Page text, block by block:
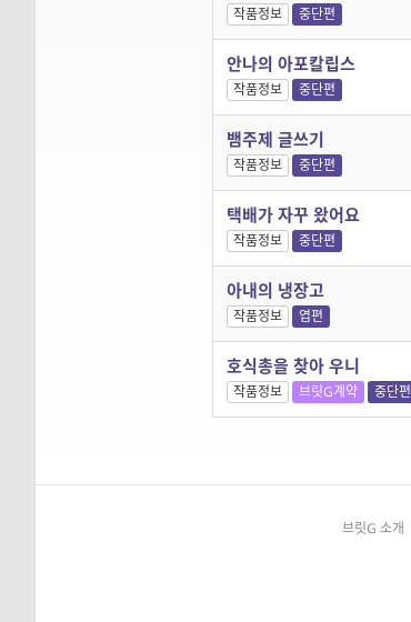
작품정보 중단편
안나의 아포칼립스
작품정보 중단편
뱀주제 글쓰기
작품정보 중단편
택배가 자꾸 왔어요
작품정보 중단편
아내의 냉장고
작품정보 엽편
호식총을 찾아 우니
작품정보 브릿G계약 중단편
브릿G 소개